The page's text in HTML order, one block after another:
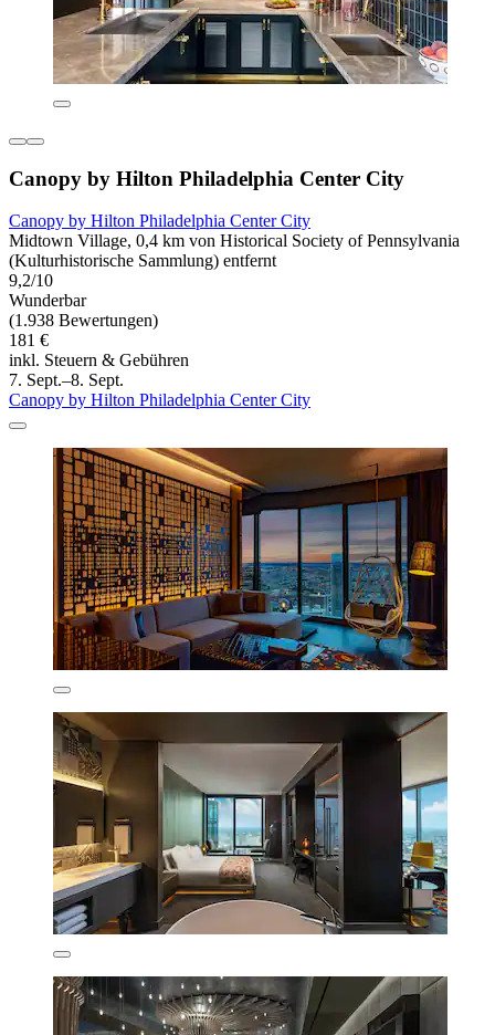
Canopy by Hilton Philadelphia Center City
Canopy by Hilton Philadelphia Center City
Midtown Village, 0,4 km von Historical Society of Pennsylvania
(Kulturhistorische Sammlung) entfernt
9,2/10
Wunderbar
(1.938 Bewertungen)
181 €
inkl. Steuern & Gebühren
7. Sept.–8. Sept.
Canopy by Hilton Philadelphia Center City